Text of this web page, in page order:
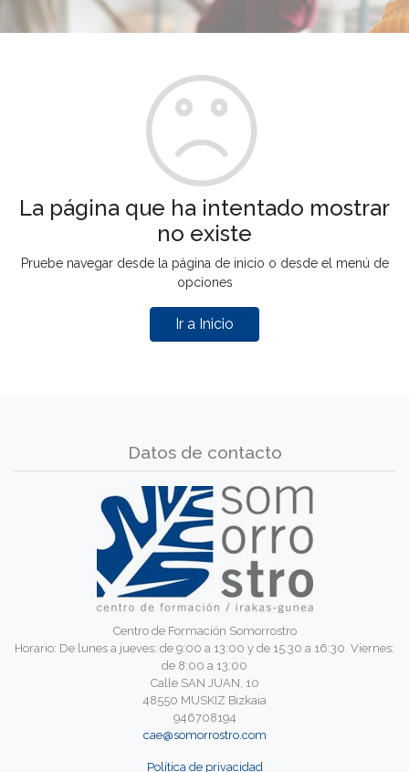
La página que ha intentado mostrar
no existe
Pruebe navegar desde la página de inicio o desde el menú de
opciones
Ir a Inicio
Datos de contacto
Centro de Formación Somorrostro
Horario: De lunes a jueves: de 9:00 a 13:00 y de 15:30 a 16:30. Viernes:
de 8:00 a 13:00
Calle SAN JUAN, 10
48550 MUSKIZ Bizkaia
946708194
cae@somorrostro.com
Política de privacidad